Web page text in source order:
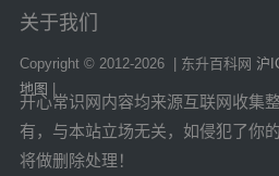
关于我们
Copyright © 2012-2026 | 东升百科网 沪
地图
开心常识网内容均来源互联网收集
有，与本站立场无关，如侵犯了你
将做删除处理！